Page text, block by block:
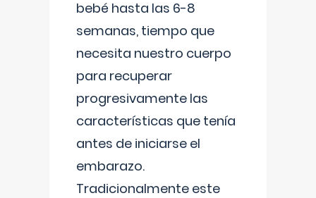
bebé hasta las 6-8
semanas, tiempo que
necesita nuestro cuerpo
para recuperar
progresivamente las
características que tenía
antes de iniciarse el
embarazo.
Tradicionalmente este